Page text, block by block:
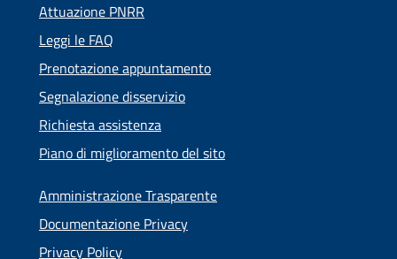
Attuazione PNRR
Leggi le FAQ
Prenotazione appuntamento
Segnalazione disservizio
Richiesta assistenza
Piano di miglioramento del sito
Amministrazione Trasparente
Documentazione Privacy
Privacy Policy